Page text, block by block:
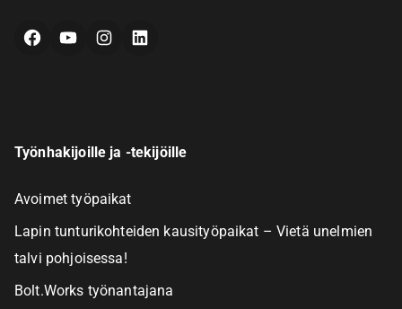
FacebookYouTubeInstagramLinkedIn
Työnhakijoille ja -tekijöille
Avoimet työpaikat
Lapin tunturikohteiden kausityöpaikat – Vietä unelmien
talvi pohjoisessa!
Bolt.Works työnantajana